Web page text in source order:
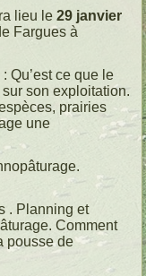
lieu le 29 janvier
Fargues à
Qu’est ce que le
son exploitation.
prairies
une
. Planning et
Comment
pousse de